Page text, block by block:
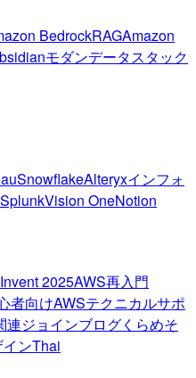
BedrockRAGAmazon
モダンデータスタック
SnowflakeAlteryxインフォ
SplunkVision OneNotion
2025AWS再入門
者向けAWSテクニカルサポ
連ジョインブログくらめそ
ンThai